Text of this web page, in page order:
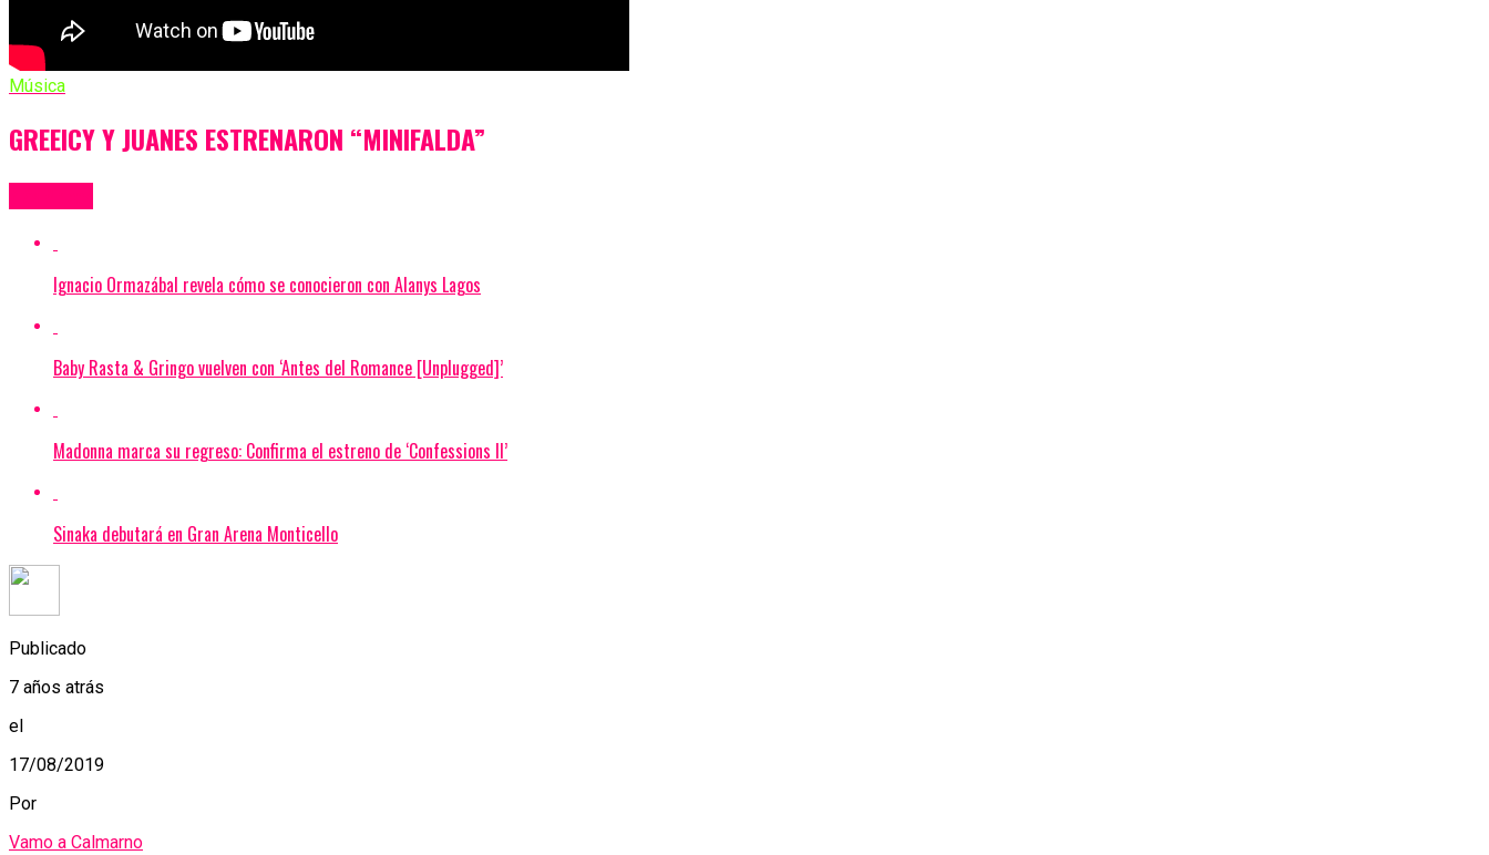
Música
GREEICY Y JUANES ESTRENARON “MINIFALDA”
Ignacio Ormazábal revela cómo se conocieron con Alanys Lagos
Baby Rasta & Gringo vuelven con ‘Antes del Romance [Unplugged]’
Madonna marca su regreso: Confirma el estreno de ‘Confessions II’
Sinaka debutará en Gran Arena Monticello
Publicado
7 años atrás
el
17/08/2019
Por
Vamo a Calmarno